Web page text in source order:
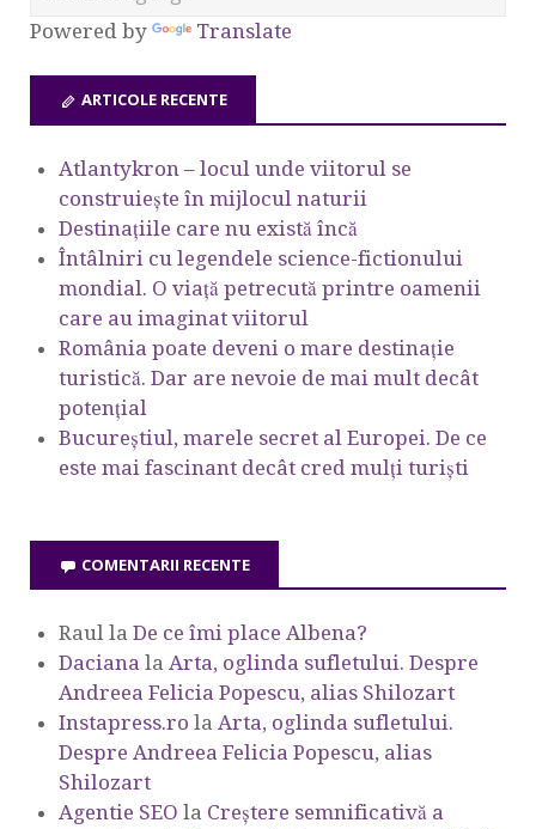
Powered by Translate
ARTICOLE RECENTE
Atlantykron – locul unde viitorul se
construiește în mijlocul naturii
Destinațiile care nu există încă
Întâlniri cu legendele science-fictionului
mondial. O viață petrecută printre oamenii
care au imaginat viitorul
România poate deveni o mare destinație
turistică. Dar are nevoie de mai mult decât
potențial
Bucureștiul, marele secret al Europei. De ce
este mai fascinant decât cred mulți turiști
COMENTARII RECENTE
Raul la De ce îmi place Albena?
Daciana la Arta, oglinda sufletului. Despre
Andreea Felicia Popescu, alias Shilozart
Instapress.ro la Arta, oglinda sufletului.
Despre Andreea Felicia Popescu, alias
Shilozart
Agentie SEO la Creștere semnificativă a